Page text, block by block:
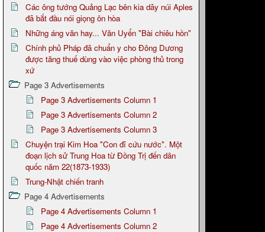
Các ông tướng Quảng Lạc bên kia dãy núi Aples
đã bắt đầu nói giọng ôn hòa
Những áng văn hay... Văn Uyển "Bài chiêu hồn"
Chính phủ Pháp đã chuẩn y cho Đông Dương
được tăng thuế dùng vào việc phòng thủ trong
xứ
Page 3 Advertisements
Page 3 Advertisements Column 1
Page 3 Advertisements Column 2
Page 3 Advertisements Column 3
Chuyện trại Kim Hoa "Con đĩ cứu nước". Một
đoạn lịch sử Trung Hoa từ Đồng Trị đến dân
quốc năm 22(1873-1933)
Trung-Nhật chiến tranh
Page 4 Advertisements
Page 4 Advertisements Column 1
Page 4 Advertisements Column 2